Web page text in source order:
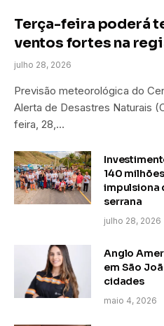
Terça-feira poderá
ventos fortes na
julho 28, 2026
Previsão meteorológica do
Alerta de Desastres Naturais
feira, 28,…
140
impulsiona
serrana
julho 28, 2026
Anglo
em São
cidades
maio 4, 2026